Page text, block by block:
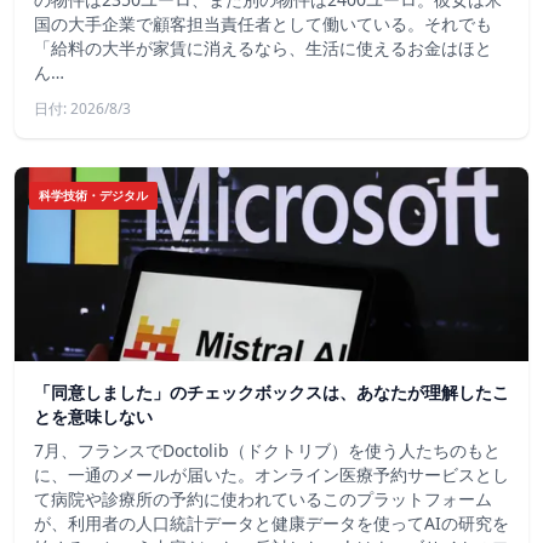
国の大手企業で顧客担当責任者として働いている。それでも
「給料の大半が家賃に消えるなら、生活に使えるお金はほと
ん…
日付: 2026/8/3
科学技術・デジタル
「同意しました」のチェックボックスは、あなたが理解したこ
とを意味しない
7月、フランスでDoctolib（ドクトリブ）を使う人たちのもと
に、一通のメールが届いた。オンライン医療予約サービスとし
て病院や診療所の予約に使われているこのプラットフォーム
が、利用者の人口統計データと健康データを使ってAIの研究を